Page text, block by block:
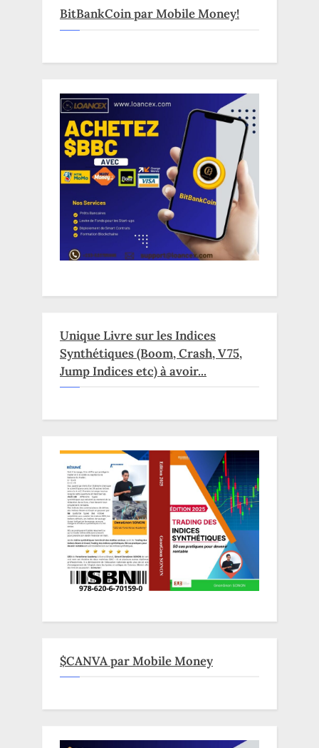
BitBankCoin par Mobile Money!
Unique Livre sur les Indices
Synthétiques (Boom, Crash, V75,
Jump Indices etc) à avoir...
$CANVA par Mobile Money